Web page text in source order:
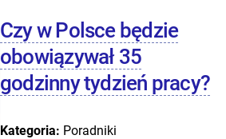
Czy w Polsce będzie
obowiązywał 35
godzinny tydzień pracy?
Kategoria: Poradniki